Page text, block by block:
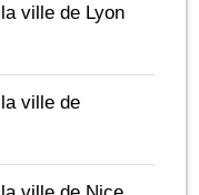
ville de Lyon
ville de